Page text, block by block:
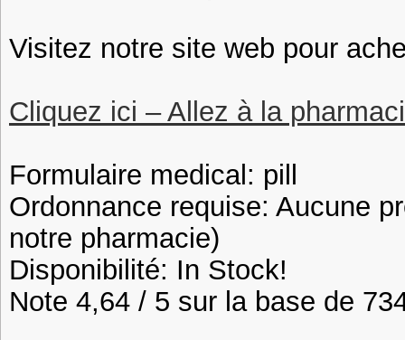
Visitez notre site web pour
Cliquez ici – Allez à la
Formulaire medical: pill
Ordonnance requise: Aucune
notre pharmacie)
Disponibilité: In Stock!
Note 4,64 / 5 sur la base de